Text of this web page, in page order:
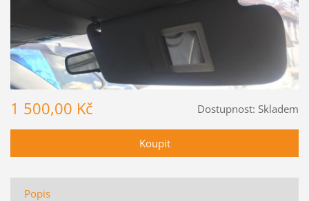
Dostupnost: Skladem
1 500,00 Kč
Popis